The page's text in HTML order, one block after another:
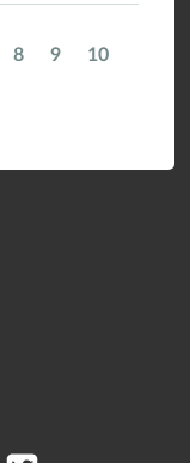
8 9 10